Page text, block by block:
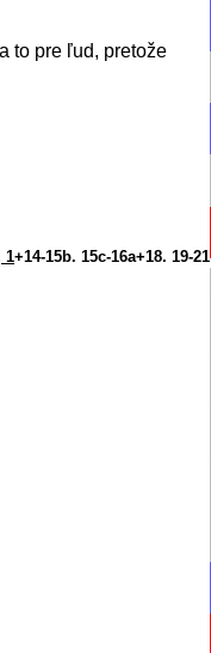
to pre ľud, pretože
1+14-15b. 15c-16a+18. 19-21